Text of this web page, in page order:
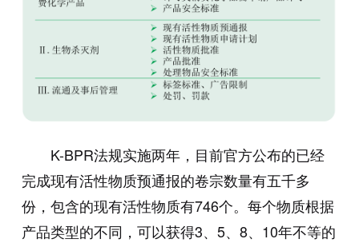
K-BPR法规实施两年，目前官方公布的已经
完成现有活性物质预通报的卷宗数量有五千多
份，包含的现有活性物质有746个。每个物质根据
产品类型的不同，可以获得3、5、8、10年不等的